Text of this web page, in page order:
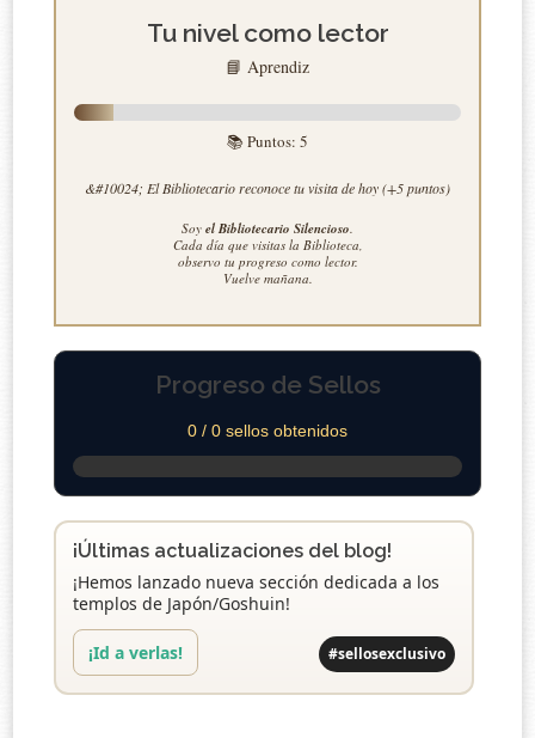
Tu nivel como lector
📘 Aprendiz
📚 Puntos: 5
&#10024; El Bibliotecario reconoce tu visita de hoy (+5 puntos)
Soy el Bibliotecario Silencioso
Cada día que visitas la Biblioteca,
observo tu progreso como lector.
Vuelve mañana.
Progreso de Sellos
0 / 0 sellos obtenidos
¡Últimas actualizaciones del blog!
¡Hemos lanzado nueva sección dedicada a los
templos de Japón/Goshuin!
¡Id a verlas! #sellosexclusivo